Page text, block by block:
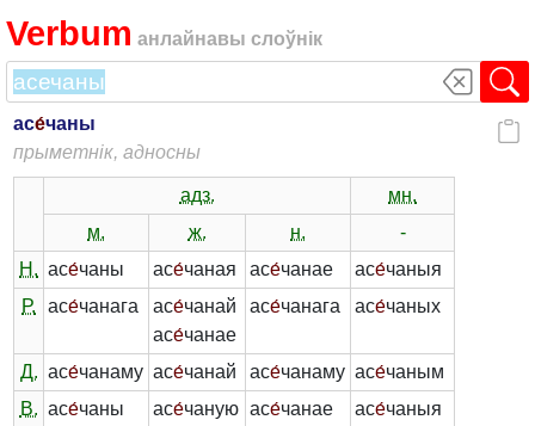
Verbum анлайнавы слоўнік
асе́чаны
прыметнік, адносны
адз.
мн.
м.
ж. н.
-
Н. асе́чаны асе́чаная асе́чанае асе́чаныя
Р.
асе́чанага асе́чанай
асе́чанае
асе́чанага асе́чаных
Д. асе́чанаму асе́чанай асе́чанаму асе́чаным
В. асе́чаны
асе́чаную асе́чанае асе́чаныя